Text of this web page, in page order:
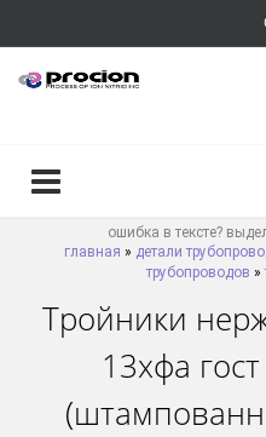
ошибка в тексте?
главная » детали
трубопроводов »
Тройники
13хфа